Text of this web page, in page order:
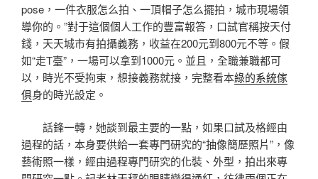
pose，一件衣服怎么拍、一頂帽子怎么擺拍，城市現場領
導你的。”對于這個個人工作的豐富報答，口試官稱按天付
錢，天天城市有拍攝義務，收益在200元到800元不等。假
如“走T臺”，一場可以拿到1000元。並且，全職兼職都可
以，時光不受拘束，想接義務就接，完整看本綠的系統傢
俱身的時光設定。
話鋒一轉，她談到最主要的一點，如果口試及格經由
過程的話，本身要供給一套專門研究的“抽像簡歷照片”，像
藝術照一樣，經由過程專門研究的化裝、外型，拍出來專